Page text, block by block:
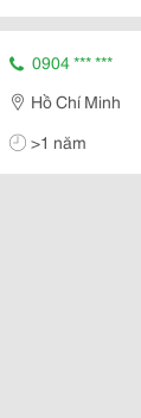
0904 *** ***
Hồ Chí Minh
>1 năm